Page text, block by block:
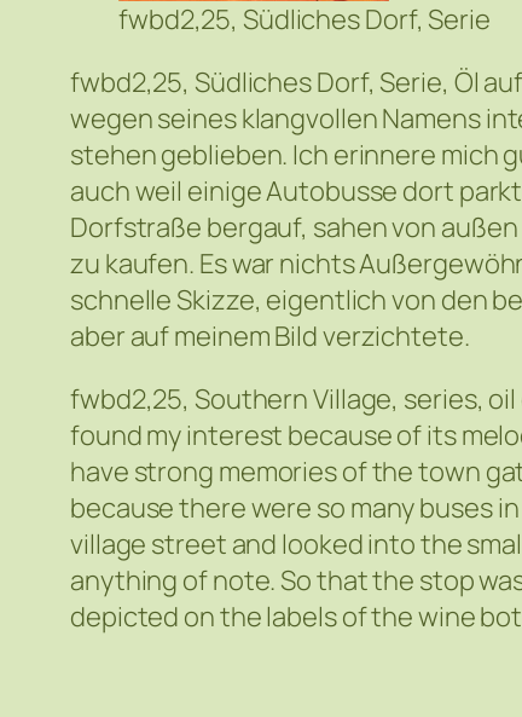
fwbd2,25, Südliches Dorf, Serie
fwbd2,25, Südliches Dorf, Serie, Öl
wegen seines klangvollen Namens
stehen geblieben. Ich erinnere mich
auch weil einige Autobusse dort
Dorfstraße bergauf, sahen von
zu kaufen. Es war nichts
schnelle Skizze, eigentlich von den
aber auf meinem Bild verzichtete.
fwbd2,25, Southern Village, series,
found my interest because of its
have strong memories of the town
because there were so many buses
village street and looked into the
anything of note. So that the stop
depicted on the labels of the wine